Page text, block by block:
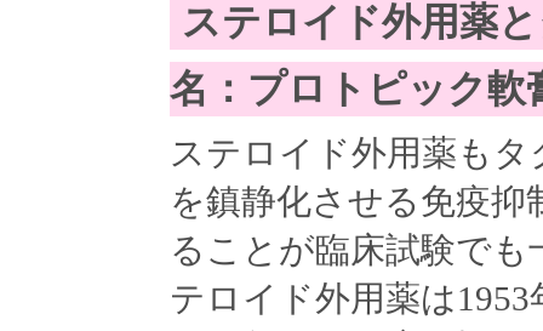
ステロイド外用薬
名：プロトピック軟
ステロイド外用薬も
を鎮静化させる免疫
ることが臨床試験で
テロイド外用薬は